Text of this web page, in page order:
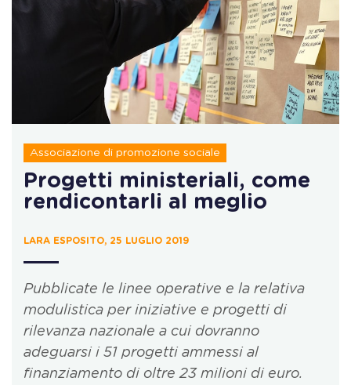
Associazione di promozione sociale
Progetti ministeriali, come
rendicontarli al meglio
LARA ESPOSITO, 25 LUGLIO 2019
Pubblicate le linee operative e la relativa
modulistica per iniziative e progetti di
rilevanza nazionale a cui dovranno
adeguarsi i 51 progetti ammessi al
finanziamento di oltre 23 milioni di euro.